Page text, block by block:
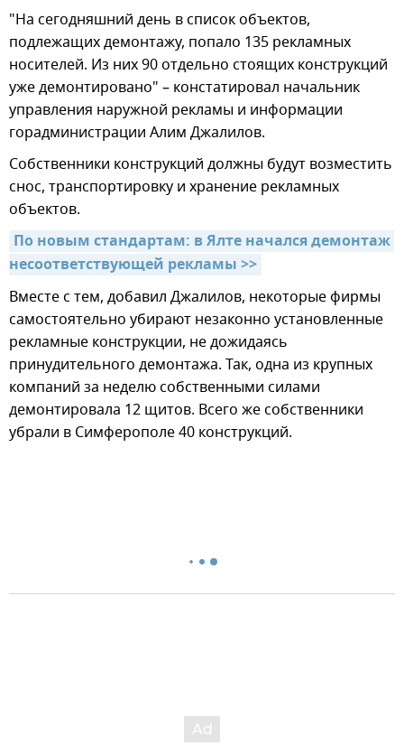
"На сегодняшний день в список объектов,
подлежащих демонтажу, попало 135 рекламных
носителей. Из них 90 отдельно стоящих конструкций
уже демонтировано" – констатировал начальник
управления наружной рекламы и информации
горадминистрации Алим Джалилов.
Собственники конструкций должны будут возместить
снос, транспортировку и хранение рекламных
объектов.
По новым стандартам: в Ялте начался демонтаж
несоответствующей рекламы >>
Вместе с тем, добавил Джалилов, некоторые фирмы
самостоятельно убирают незаконно установленные
рекламные конструкции, не дожидаясь
принудительного демонтажа. Так, одна из крупных
компаний за неделю собственными силами
демонтировала 12 щитов. Всего же собственники
убрали в Симферополе 40 конструкций.